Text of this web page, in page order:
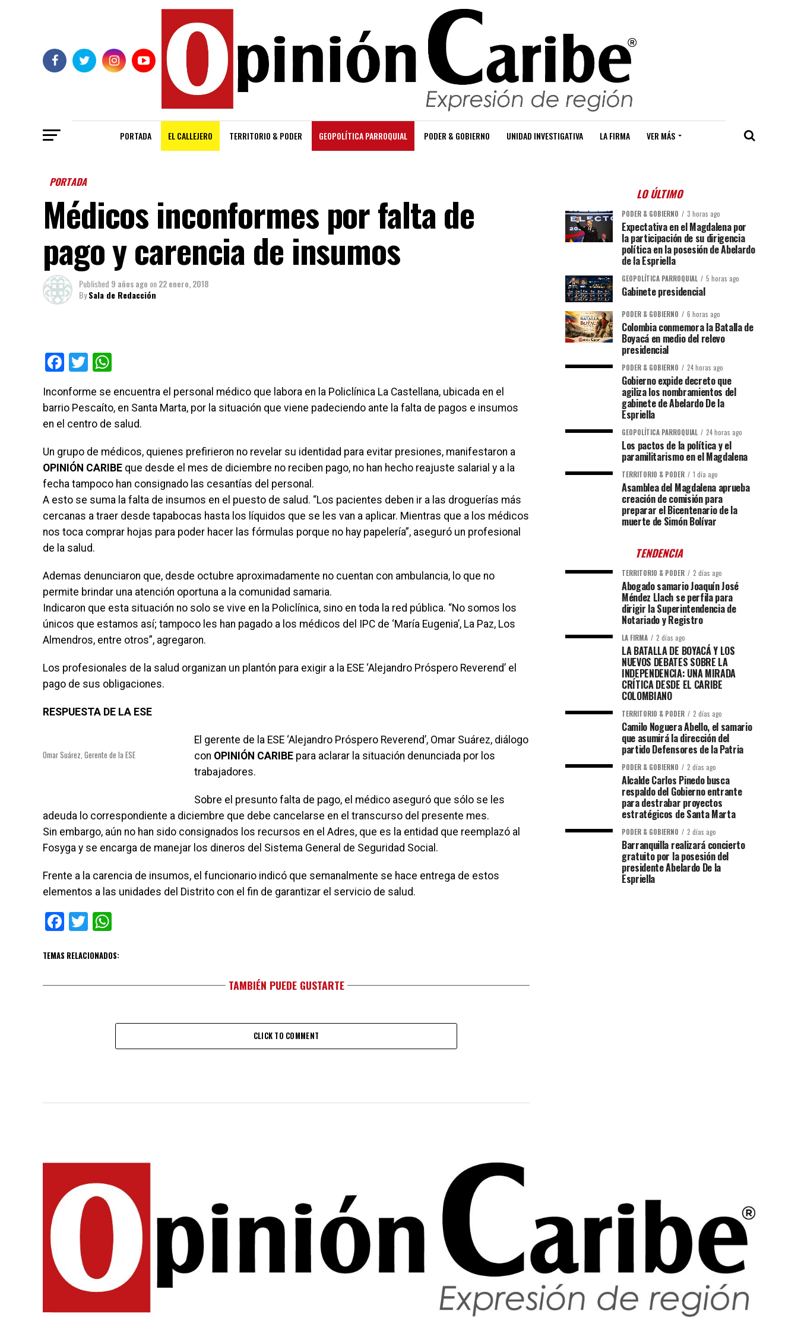
PORTADA EL CALLEJERO TERRITORIO & PODER GEOPOLÍTICA PARROQUIAL PODER & GOBIERNO UNIDAD INVESTIGATIVA LA FIRMA VER MÁS
PORTADA
Médicos inconformes por falta de
pago y carencia de insumos
Published 9 años ago on22 enero, 2018
BySala de Redacción
Facebook
Twitter
Inconforme se encuentra el personal médico que labora en la Policlínica La Castellana, ubicada en el
barrio Pescaíto, en Santa Marta, por la situación que viene padeciendo ante la falta de pagos e insumos
en el centro de salud.
Un grupo de médicos, quienes prefirieron no revelar su identidad para evitar presiones, manifestaron a
OPINIÓN CARIBE que desde el mes de diciembre no reciben pago, no han hecho reajuste salarial y a la
fecha tampoco han consignado las cesantías del personal.
A esto se suma la falta de insumos en el puesto de salud. “Los pacientes deben ir a las droguerías más
cercanas a traer desde tapabocas hasta los líquidos que se les van a aplicar. Mientras que a los médicos
nos toca comprar hojas para poder hacer las fórmulas porque no hay papelería”, aseguró un profesional
de la salud.
Ademas denunciaron que, desde octubre aproximadamente no cuentan con ambulancia, lo que no
permite brindar una atención oportuna a la comunidad samaria.
Indicaron que esta situación no solo se vive en la Policlínica, sino en toda la red pública. “No somos los
únicos que estamos así; tampoco les han pagado a los médicos del IPC de ‘María Eugenia’, La Paz, Los
Almendros, entre otros”, agregaron.
Los profesionales de la salud organizan un plantón para exigir a la ESE ‘Alejandro Próspero Reverend’ el
pago de sus obligaciones.
RESPUESTA DE LA ESE
Omar Suárez, Gerente de la ESE
El gerente de la ESE ‘Alejandro Próspero Reverend’, Omar Suárez, diálogo
con OPINIÓN CARIBE para aclarar la situación denunciada por los
trabajadores.
Sobre el presunto falta de pago, el médico aseguró que sólo se les
adeuda lo correspondiente a diciembre que debe cancelarse en el transcurso del presente mes.
Sin embargo, aún no han sido consignados los recursos en el Adres, que es la entidad que reemplazó al
Fosyga y se encarga de manejar los dineros del Sistema General de Seguridad Social.
Frente a la carencia de insumos, el funcionario indicó que semanalmente se hace entrega de estos
elementos a las unidades del Distrito con el fin de garantizar el servicio de salud.
Facebook
Twitter
TEMAS RELACIONADOS:
TAMBIÉN PUEDE GUSTARTE
CLICK TO COMMENT
LO ÚLTIMO
PODER & GOBIERNO 3 horas ago
Expectativa en el Magdalena por
la participación de su dirigencia
política en la posesión de Abelardo
de la Espriella
GEOPOLÍTICA PARROQUIAL 5 horas ago
Gabinete presidencial
PODER & GOBIERNO 6 horas ago
Colombia conmemora la Batalla de
Boyacá en medio del relevo
presidencial
PODER & GOBIERNO 24 horas ago
Gobierno expide decreto que
agiliza los nombramientos del
gabinete de Abelardo De la
Espriella
GEOPOLÍTICA PARROQUIAL 24 horas ago
Los pactos de la política y el
paramilitarismo en el Magdalena
TERRITORIO & PODER 1 día ago
Asamblea del Magdalena aprueba
creación de comisión para
preparar el Bicentenario de la
muerte de Simón Bolívar
TENDENCIA
TERRITORIO & PODER 2 días ago
Abogado samario Joaquín José
Méndez Llach se perfila para
dirigir la Superintendencia de
Notariado y Registro
LA FIRMA 2 días ago
LA BATALLA DE BOYACÁ Y LOS
NUEVOS DEBATES SOBRE LA
INDEPENDENCIA: UNA MIRADA
CRÍTICA DESDE EL CARIBE
COLOMBIANO
TERRITORIO & PODER 2 días ago
Camilo Noguera Abello, el samario
que asumirá la dirección del
partido Defensores de la Patria
PODER & GOBIERNO 2 días ago
Alcalde Carlos Pinedo busca
respaldo del Gobierno entrante
para destrabar proyectos
estratégicos de Santa Marta
PODER & GOBIERNO 2 días ago
Barranquilla realizará concierto
gratuito por la posesión del
presidente Abelardo De la
Espriella